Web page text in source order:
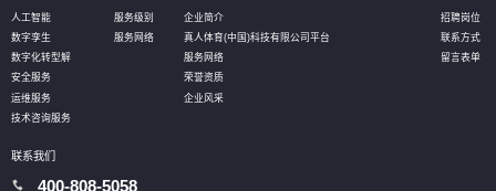
人工智能
数字孪生
数字化转型解
安全服务
运维服务
技术咨询服务
服务级别
服务网络
企业简介
真人体育(中国)科技有限公司平台
服务网络
荣誉资质
企业风采
招聘岗位
联系方式
留言表单
联系我们
400-808-5058